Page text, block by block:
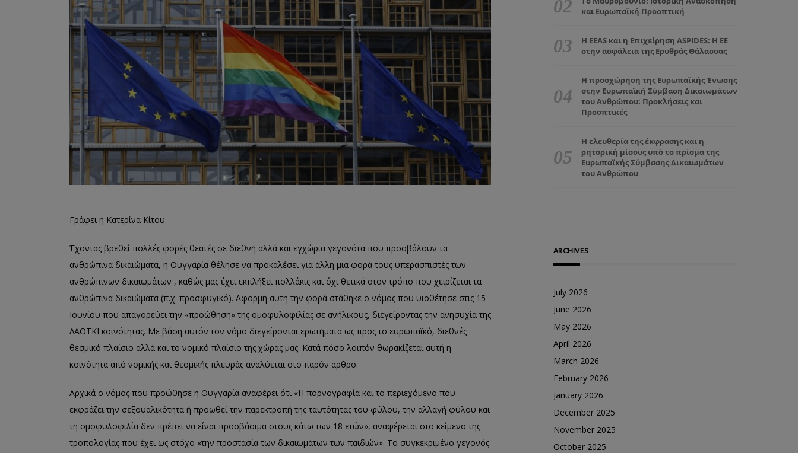
Γράφει η Κατερίνα Κίτου
Έχοντας βρεθεί πολλές φορές θεατές σε διεθνή αλλά και εγχώρια γεγονότα που προσβάλουν τα
ανθρώπινα δικαιώματα, η Ουγγαρία θέλησε να προκαλέσει για άλλη μια φορά τους υπερασπιστές των
ανθρώπινων δικαιωμάτων , καθώς μας έχει εκπλήξει πολλάκις και όχι θετικά στον τρόπο που χειρίζεται τα
ανθρώπινα δικαιώματα (π.χ. προσφυγικό). Αφορμή αυτή την φορά στάθηκε ο νόμος που υιοθέτησε στις 15
Ιουνίου που απαγορεύει την «προώθηση» της ομοφυλοφιλίας σε ανήλικους, διεγείροντας την ανησυχία της
ΛΑΟΤΚΙ κοινότητας. Με βάση αυτόν τον νόμο διεγείρονται ερωτήματα ως προς το ευρωπαϊκό, διεθνές
θεσμικό πλαίσιο αλλά και το νομικό πλαίσιο της χώρας μας. Κατά πόσο λοιπόν θωρακίζεται αυτή η
κοινότητα από νομικής και θεσμικής πλευράς αναλύεται στο παρόν άρθρο.
Αρχικά ο νόμος που προώθησε η Ουγγαρία αναφέρει ότι «Η πορνογραφία και το περιεχόμενο που
εκφράζει την σεξουαλικότητα ή προωθεί την παρεκτροπή της ταυτότητας του φύλου, την αλλαγή φύλου και
τη ομοφυλοφιλία δεν πρέπει να είναι προσβάσιμα στους κάτω των 18 ετών», αναφέρεται στο κείμενο της
τροπολογίας που έχει ως στόχο «την προστασία των δικαιωμάτων των παιδιών». Το συγκεκριμένο γεγονός
και Ευρωπαϊκή Προοπτική
Η EEAS και η Επιχείρηση ASPIDES: Η ΕΕ
στην ασφάλεια της Ερυθράς Θάλασσας
Η προσχώρηση της Ευρωπαϊκής Ένωσης
στην Ευρωπαϊκή Σύμβαση Δικαιωμάτων
του Ανθρώπου: Προκλήσεις και
Προοπτικές
Η ελευθερία της έκφρασης και η
ρητορική μίσους υπό το πρίσμα της
Ευρωπαϊκής Σύμβασης Δικαιωμάτων
του Ανθρώπου
ARCHIVES
July 2026
June 2026
May 2026
April 2026
March 2026
February 2026
January 2026
December 2025
November 2025
October 2025